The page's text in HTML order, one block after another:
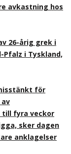
avkastning hos
26-årig grek i
i Tyskland,
för
till fyra veckor
sker dagen
anklagelser